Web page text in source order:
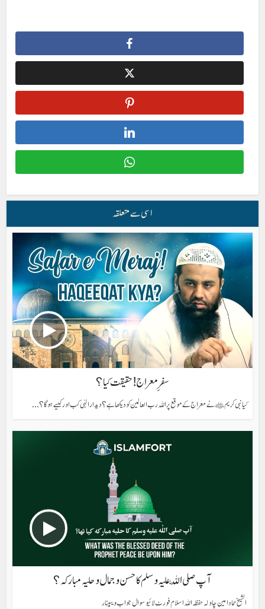
اسی سے متعلقہ
سفرِ معراج! حقیقت کیا؟
کیا نبی کریم ﷺ نے معراج کے موقع پر اللہ رب العالمین کو دیکھا ہے؟ دیدار الہٰی کب اور کیسے ہوگا؟...
آپ صلی اللّٰہ علیہ وسلم کا حسن وجمال وحلیہ مبارکہ؟
الشیخ حماد امین چاولہ حفظہ اللہ اسلام فورٹ لائیو سوال جواب ویبینار